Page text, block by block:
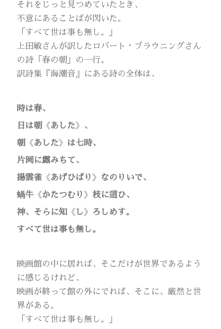
それをじっと見つめていたとき、
不意にあることばが閃いた。
「すべて世は事も無し。」
上田敏さんが訳したロバート・ブラウニングさん
の詩「春の朝」の一行。
訳詩集『海潮音』にある詩の全体は、
時は春、
日は朝 《あした》 、
朝 《あした》 は七時、
片岡に露みちて、
揚雲雀 《あげひばり 》 なのりいで、
蝸牛 《かたつむり 》 枝に這ひ、
神、そらに知 《 し》 ろしめす。
すべて世は事も無し。
映画館の中に居れば、そこだけが世界であるよう
に感じるけれど、
映画が終って館の外にでれば、そこに、厳然と世
界がある。
「すべて世は事も無し。」